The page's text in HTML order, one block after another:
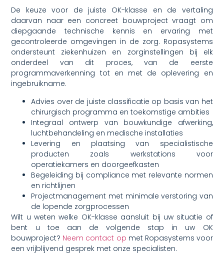
De keuze voor de juiste OK-klasse en de vertaling
daarvan naar een concreet bouwproject vraagt om
diepgaande technische kennis en ervaring met
gecontroleerde omgevingen in de zorg. Ropasystems
ondersteunt ziekenhuizen en zorginstellingen bij elk
onderdeel van dit proces, van de eerste
programmaverkenning tot en met de oplevering en
ingebruikname.
Advies over de juiste classificatie op basis van het
chirurgisch programma en toekomstige ambities
Integraal ontwerp van bouwkundige afwerking,
luchtbehandeling en medische installaties
Levering en plaatsing van specialistische
producten zoals werkstations voor
operatiekamers en doorgeefkasten
Begeleiding bij compliance met relevante normen
en richtlijnen
Projectmanagement met minimale verstoring van
de lopende zorgprocessen
Wilt u weten welke OK-klasse aansluit bij uw situatie of
bent u toe aan de volgende stap in uw OK
bouwproject? Neem contact op met Ropasystems voor
een vrijblijvend gesprek met onze specialisten.